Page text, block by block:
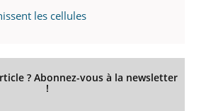
les cellules
? Abonnez-vous à la newsletter
!